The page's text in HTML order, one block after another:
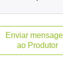
Enviar
ao Produtor